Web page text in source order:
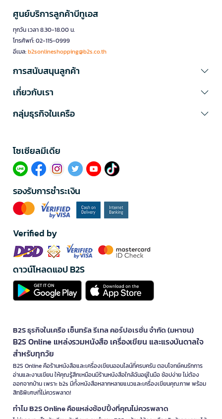
ศูนย์บริการลูกค้าบีทูเอส
ทุกวัน เวลา 8.30-18.00 น.
โทรศัพท์: 02-115-0999
อีเมล:b2sonlineshopping@b2s.co.th
การสนับสนุนลูกค้า
เกี่ยวกับเรา
กลุ่มธุรกิจในเครือ
โซเซียลมีเดีย​
รองรับการชำระเงิน
Verified by
ดาวน์โหลดแอป B2S
B2S ธุรกิจในเครือ เซ็นทรัล รีเทล คอร์ปอเรชั่น จำกัด (มหาชน)
B2S Online แหล่งรวมหนังสือ เครื่องเขียน และแรงบันดาลใจ
สำหรับทุกวัย
B2S Online คือร้านหนังสือและเครื่องเขียนออนไลน์ที่ครบครัน ตอบโจทย์คนรักการ
อ่านและงานเขียน ให้คุณรู้สึกเหมือนมีร้านหนังสือใกล้ฉันอยู่ในมือ ช้อปง่าย ไม่ต้อง
ออกจากบ้าน เพราะ b2s มีทั้งหนังสือหลากหลายแนวและเครื่องเขียนคุณภาพ พร้อม
สิทธิพิเศษที่ไม่ควรพลาด!
ทำไม B2S Online คือแหล่งช้อปปิ้งที่คุณไม่ควรพลาด